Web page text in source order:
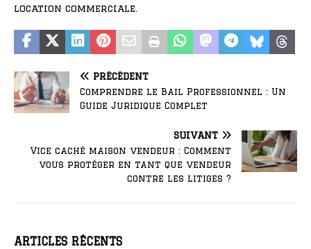
location commerciale.
PRÉCÉDENT
Comprendre le Bail Professionnel : Un
Guide Juridique Complet
SUIVANT
Vice caché maison vendeur : Comment
vous protéger en tant que vendeur
contre les litiges ?
ARTICLES RÉCENTS